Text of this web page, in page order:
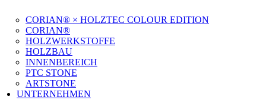
CORIAN® × HOLZTEC COLOUR EDITION
CORIAN®
HOLZWERKSTOFFE
HOLZBAU
INNENBEREICH
PTC STONE
ARTSTONE
UNTERNEHMEN